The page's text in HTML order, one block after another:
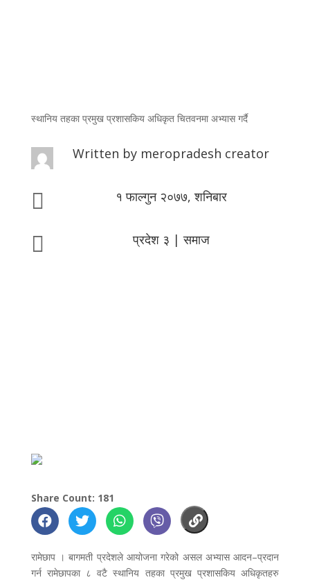
स्थानिय तहका प्रमुख प्रशासकिय अधिकृत चितवनमा अभ्यास गर्दै
Written by meropradesh creator
 १ फाल्गुन २०७७, शनिबार
 प्रदेश ३ |समाज
Share Count: 181
रामेछाप । बागमती प्रदेशले आयोजना गरेको असल अभ्यास आदन–प्रदान
गर्न रामेछापका ८ वटै स्थानिय तहका प्रमुख प्रशासकिय अधिकृतहरु